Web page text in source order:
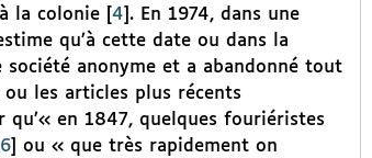
la colonie[ 4 . En 1974, dans une
qu’à cette date ou dans la
société anonyme et a abandonné tout
ou les articles plus récents
en 1847, quelques fouriéristes
6]
ou « que très rapidement on